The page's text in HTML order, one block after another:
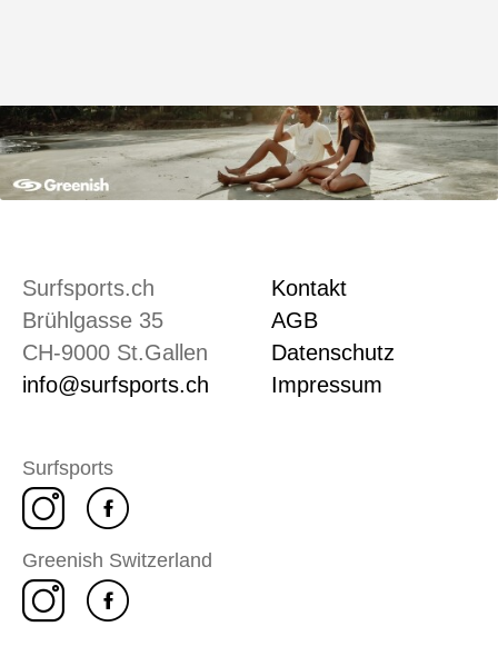
Surfsports.ch
Brühlgasse 35
CH-9000 St.Gallen
info@surfsports.ch
Kontakt
AGB
Datenschutz
Impressum
Surfsports
Greenish Switzerland